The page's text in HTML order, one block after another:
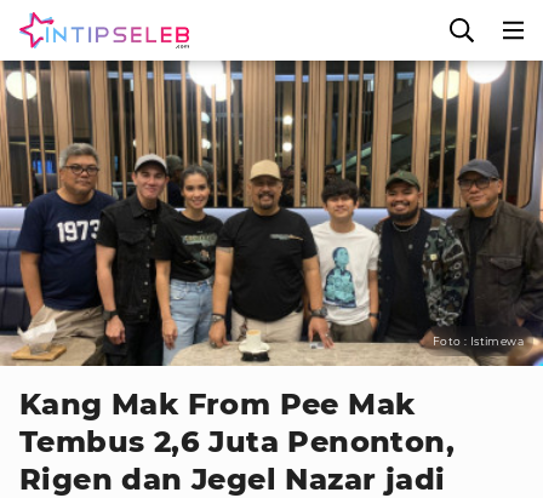
Foto : Istimewa
Kang Mak From Pee Mak
Tembus 2,6 Juta Penonton,
Rigen dan Jegel Nazar jadi